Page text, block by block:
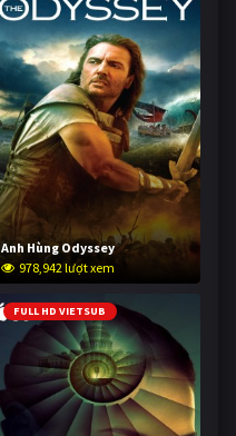
Anh Hùng Odyssey
978,942 lượt xem
FULL HD VIETSUB